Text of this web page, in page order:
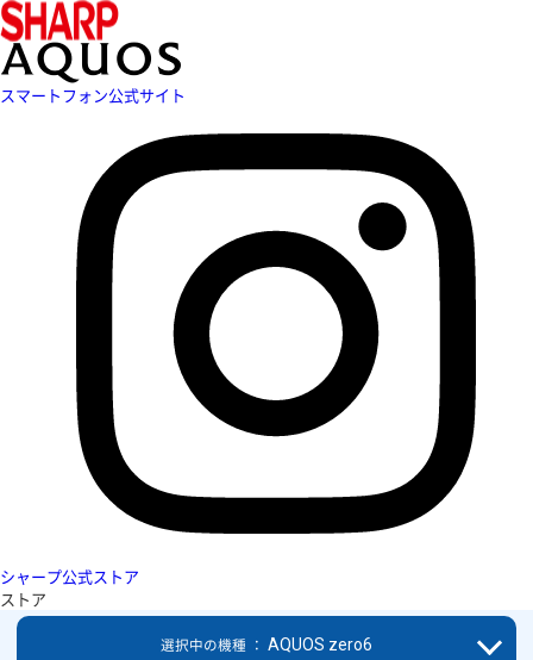
スマートフォン公式サイト
シャープ公式ストア
ストア
選択中の機種 ： AQUOS zero6